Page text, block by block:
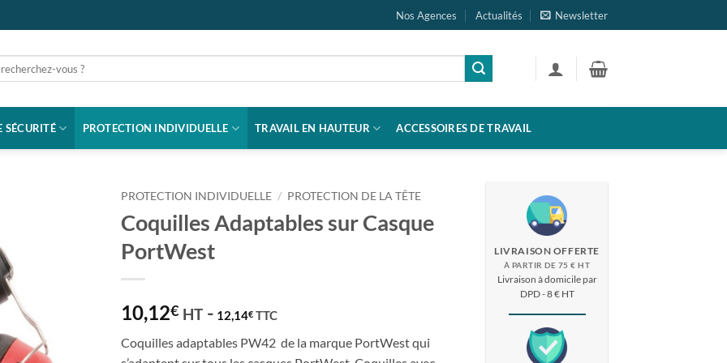
Nos Agences Actualités Newsletter
SÉCURITÉ PROTECTION INDIVIDUELLE TRAVAIL EN HAUTEUR ACCESSOIRES DE TRAVAIL
PROTECTION INDIVIDUELLE / PROTECTION DE LA TÊTE
Coquilles Adaptables sur Casque
PortWest
10,12€ HT - 12,14€ TTC
Coquilles adaptables PW42 de la marque PortWest qui
LIVRAISON OFFERTE
À PARTIR DE 75 € HT
Livraison à domicile par
DPD - 8 € HT